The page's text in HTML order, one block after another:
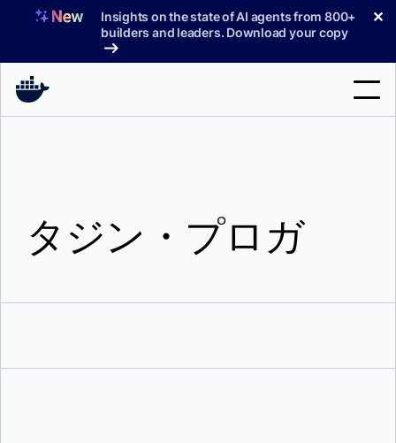
へ
Insights on the state of AI agents from 800+
builders and leaders. Download your copy
✕
料金プラン
タジン・プロガ